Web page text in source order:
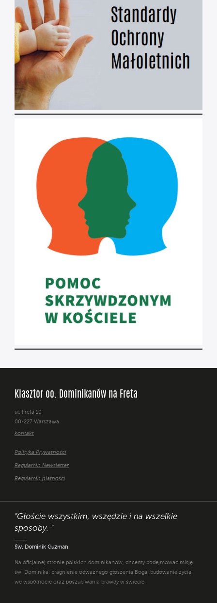
Klasztor oo. Dominikanów na Freta
ul. Freta 10
00-227 Warszawa
kontakt
Polityka Prywatności
Regulamin Newsletter
Regulamin płatności
"Głoście wszystkim, wszędzie i na wszelkie
sposoby. "
Św. Dominik Guzman
Na oficjalnej stronie polskich dominikanów, chcemy podejmować misję
św. Dominika: pragnienie odważnego głoszenia Boga, budowanie życia
we wspólnocie oraz poszukiwania prawdy w świecie.